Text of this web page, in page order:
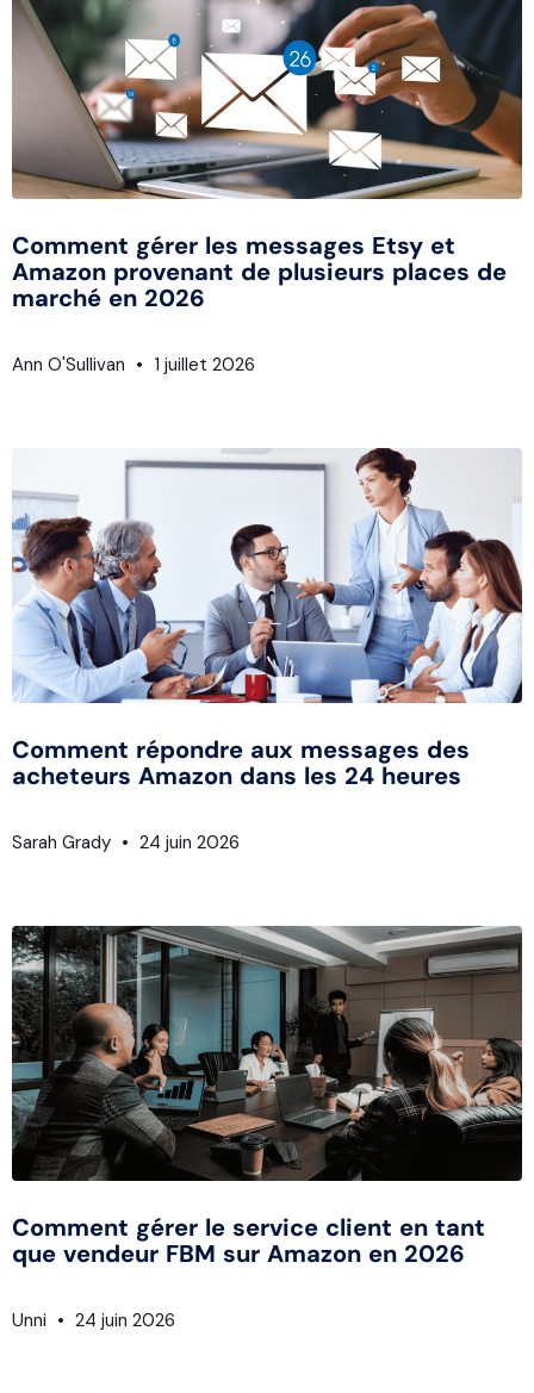
Comment gérer les messages Etsy et
Amazon provenant de plusieurs places de
marché en 2026
Ann O'Sullivan 1 juillet 2026
Comment répondre aux messages des
acheteurs Amazon dans les 24 heures
Sarah Grady 24 juin 2026
Comment gérer le service client en tant
que vendeur FBM sur Amazon en 2026
Unni 24 juin 2026